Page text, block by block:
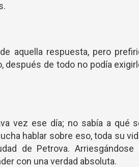
aquella respuesta, pero
después de todo no podía
vez ese día; no sabía a qué
hablar sobre eso, toda su
de Petrova. Arriesgándose
con una verdad absoluta.